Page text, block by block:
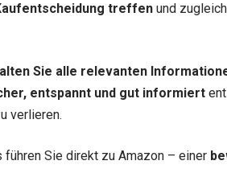
treffen und
Sie alle relevanten
entspannt und gut informiert
verlieren.
Sie direkt zu Amazon – einer